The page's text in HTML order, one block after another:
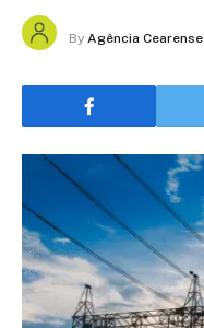
By Agência Cearense